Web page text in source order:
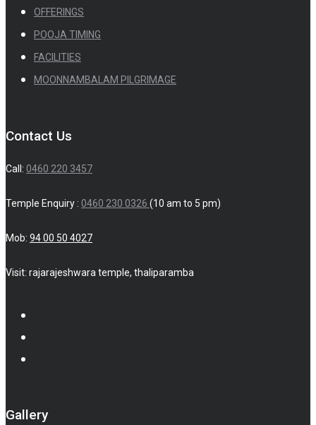
OFFERINGS
POOJA TIMING
FACILITIES
MOONNAMBALAM PILGRIMAGE
Contact Us
Call: 0460 220 3457
Temple Enquiry : 0460 230 0326 (10 am to 5 pm)
Mob: 94 00 50 4027
Visit: rajarajeshwara temple, thaliparamba
Gallery